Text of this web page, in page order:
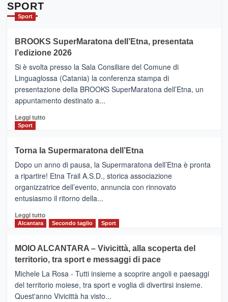
con
la
Al
via
i
collegamenti
SPORT
Sport
BROOKS SuperMaratona dell’Etna, presentata
l’edizione 2026
Si è svolta presso la Sala Consiliare del Comune di
Linguaglossa (Catania) la conferenza stampa di
presentazione della BROOKS SuperMaratona dell’Etna, un
appuntamento destinato a...
Leggi tuttoLeggi
BROOKS
SuperMaratona
dell’Etna,
presentata
l’edizione
2026
Sport
Torna la Supermaratona dell’Etna
Dopo un anno di pausa, la Supermaratona dell’Etna è pronta
a ripartire! Etna Trail A.S.D., storica associazione
organizzatrice dell’evento, annuncia con rinnovato
entusiasmo il ritorno della...
Leggi tuttoLeggi
Torna
la
Supermaratona
dell’Etna
Alcantara Secondo taglio Sport
MOIO ALCANTARA – Vivicittà, alla scoperta del
territorio, tra sport e messaggi di pace
Michele La Rosa - Tutti insieme a scoprire angoli e paesaggi
del territorio moiese, tra sport e voglia di divertirsi insieme.
Quest'anno Vivicittà ha visto...